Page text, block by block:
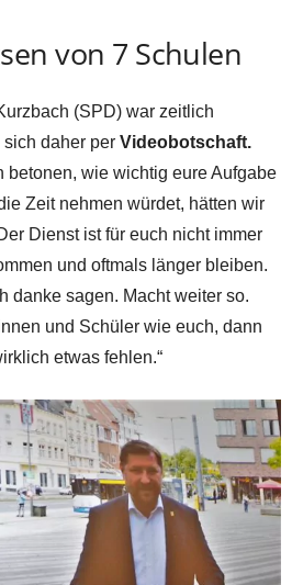
von 7 Schulen
(SPD) war zeitlich
daher per Videobotschaft.
betonen, wie wichtig eure Aufgabe
Zeit nehmen würdet, hätten wir
Dienst ist für euch nicht immer
und oftmals länger bleiben.
danke sagen. Macht weiter so.
und Schüler wie euch, dann
etwas fehlen.“